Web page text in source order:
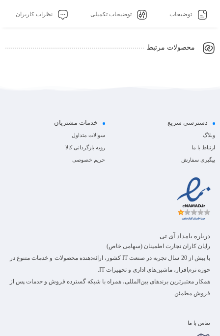
توضیحات توضیحات تکمیلی نظرات کاربران
محصولات مرتبط
دسترسی سریع
وبلاگ
ارتباط با ما
پیگیری سفارش
خدمات مشتریان
سوالات متداول
رویه بازگردانی کالا
حریم خصوصی
درباره بامداد آی تی
رایان کاران تجارت اطمینان (سهامی خاص)
با بیش از 20 سال تجربه در صنعت IT کشور، ارائه‌دهنده محصولات و خدمات متنوع در
حوزه نرم‌افزار، ماشین‌های اداری و تجهیزات IT.
همکار معتبرترین برندهای بین‌المللی، همراه با شبکه گسترده فروش و خدمات پس از
فروش مطمئن.
تماس با ما